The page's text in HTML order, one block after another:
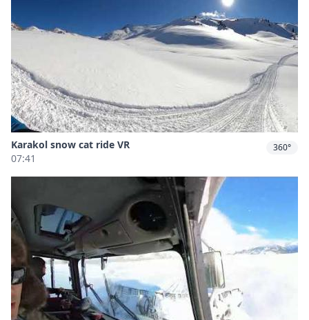
Karakol snow cat ride VR
07:41
360°